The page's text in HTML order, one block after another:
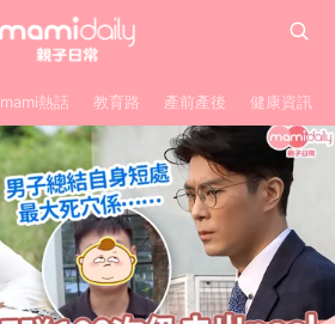
mami熱話 教育路 產前產後 健康資訊